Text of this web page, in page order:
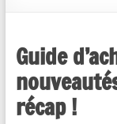
Guide
récap !